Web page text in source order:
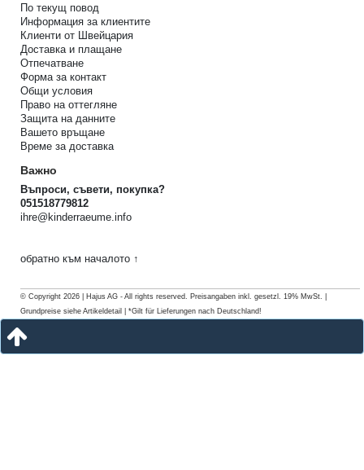
По текущ повод
Информация за клиентите
Клиенти от Швейцария
Доставка и плащане
Отпечатване
Форма за контакт
Общи условия
Право на оттегляне
Защита на данните
Вашето връщане
Време за доставка
Важно
Въпроси, съвети, покупка?
051518779812
ihre@kinderraeume.info
обратно към началото ↑
© Copyright 2026 | Hajus AG - All rights reserved. Preisangaben inkl. gesetzl. 19% MwSt. |
Grundpreise siehe Artikeldetail | *Gilt für Lieferungen nach Deutschland!